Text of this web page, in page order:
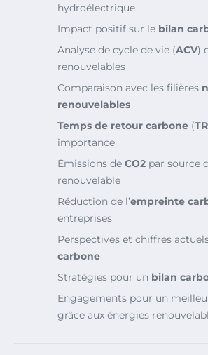
hydroélectrique
Impact positif sur le bilan
Analyse de cycle de vie (ACV)
renouvelables
Comparaison avec les filières
renouvelables
Temps de retour carbone (
importance
Émissions de CO2 par source
renouvelable
Réduction de l’empreinte
entreprises
Perspectives et chiffres
carbone
Stratégies pour un bilan
Engagements pour un
grâce aux énergies